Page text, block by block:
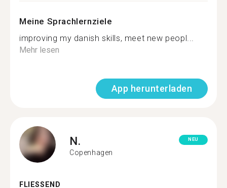
Meine Sprachlernziele
improving my danish skills, meet new peopl...
Mehr lesen
App herunterladen
N.
Copenhagen
NEU
FLIESSEND